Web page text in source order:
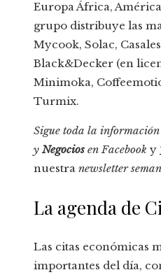
Europa África,
grupo distribuye las
Mycook, Solac,
Black&Decker (en
Minimoka,
Turmix.
Sigue toda la
y Negocios enFacebook y
nuestra newsletter
La agenda de
Las citas económicas
importantes del día,